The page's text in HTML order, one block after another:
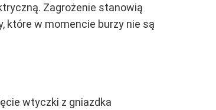
Zagrożenie stanowią
które w momencie burzy nie są
wtyczki z gniazdka